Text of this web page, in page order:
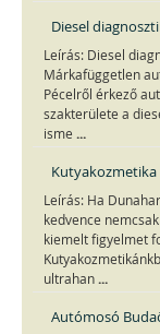
Diesel
Leírás: Diesel
Márkafüggetlen
Pécelről érkező
szakterülete a
isme ...
Kutyakozmetika
Leírás: Ha
kedvence
kiemelt figyelmet
ultrahan ...
Autómosó